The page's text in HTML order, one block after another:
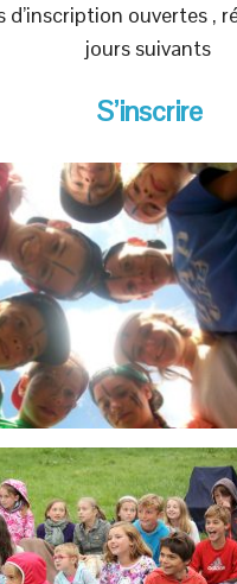
d’inscription ouvertes ,
jours suivants
S’inscrire